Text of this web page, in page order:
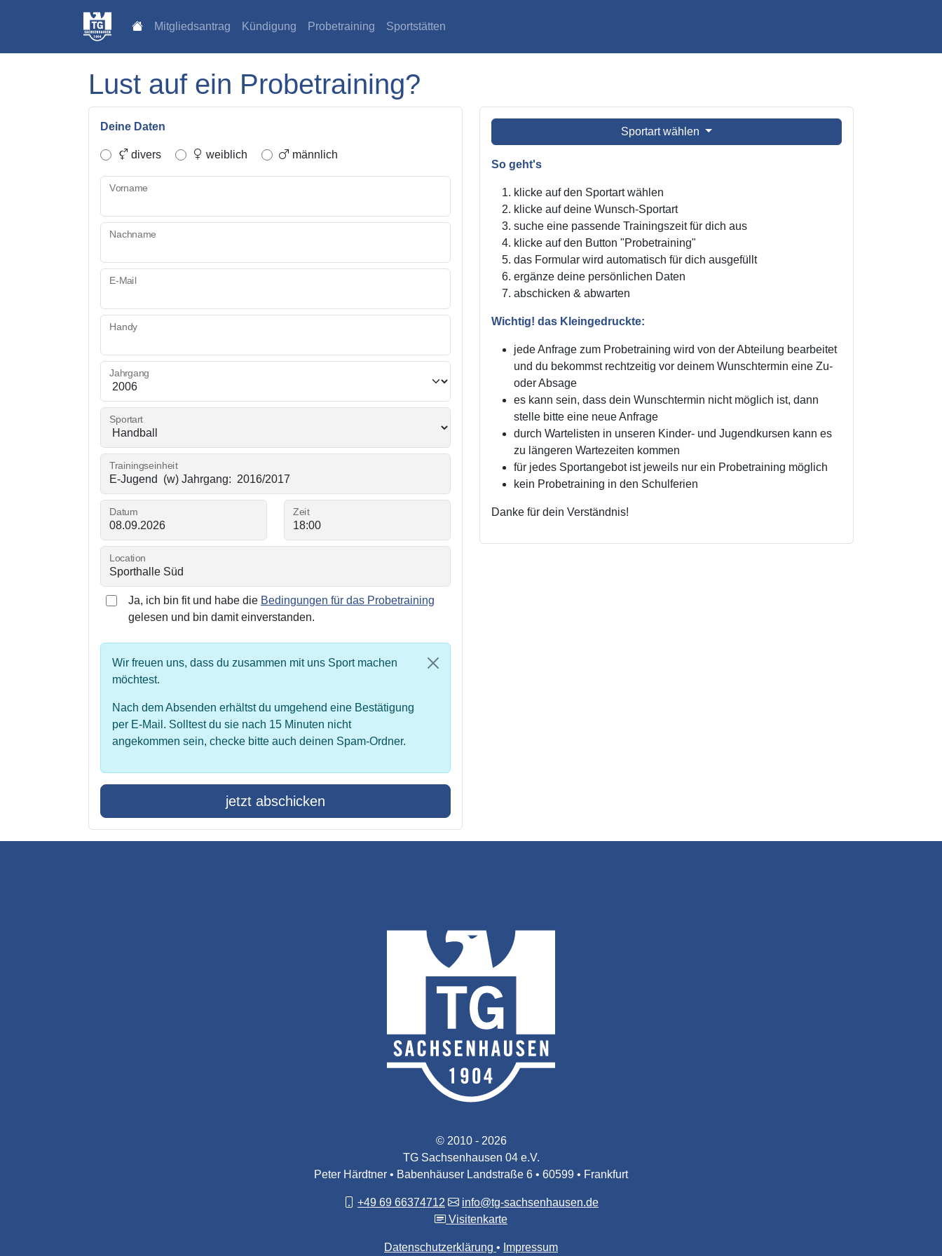
Mitgliedsantrag Kündigung Probetraining Sportstätten
Lust auf ein Probetraining?
Deine Daten
divers weiblich männlich
Vorname
Nachname
E-Mail
Handy
Jahrgang
Sportart
Trainingseinheit
Datum Zeit
Location
Ja, ich bin fit und habe die Bedingungen für das Probetraining
gelesen und bin damit einverstanden.
Wir freuen uns, dass du zusammen mit uns Sport machen
möchtest.
Nach dem Absenden erhältst du umgehend eine Bestätigung
per E-Mail. Solltest du sie nach 15 Minuten nicht
angekommen sein, checke bitte auch deinen Spam-Ordner.
jetzt abschicken
Sportart wählen
So geht's
klicke auf den Sportart wählen
klicke auf deine Wunsch-Sportart
suche eine passende Trainingszeit für dich aus
klicke auf den Button "Probetraining"
das Formular wird automatisch für dich ausgefüllt
ergänze deine persönlichen Daten
abschicken & abwarten
Wichtig! das Kleingedruckte:
jede Anfrage zum Probetraining wird von der Abteilung bearbeitet
und du bekommst rechtzeitig vor deinem Wunschtermin eine Zu-
oder Absage
es kann sein, dass dein Wunschtermin nicht möglich ist, dann
stelle bitte eine neue Anfrage
durch Wartelisten in unseren Kinder- und Jugendkursen kann es
zu längeren Wartezeiten kommen
für jedes Sportangebot ist jeweils nur ein Probetraining möglich
kein Probetraining in den Schulferien
Danke für dein Verständnis!
© 2010 - 2026
TG Sachsenhausen 04 e.V.
Peter Härdtner • Babenhäuser Landstraße 6 • 60599 • Frankfurt
+49 69 66374712
info@tg-sachsenhausen.de
Visitenkarte
Datenschutzerklärung Impressum